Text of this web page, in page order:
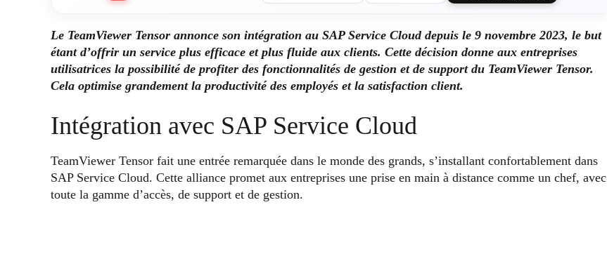
Le TeamViewer Tensor annonce son intégration au SAP Service Cloud depuis le 9 novembre 2023, le but
étant d’offrir un service plus efficace et plus fluide aux clients. Cette décision donne aux entreprises
utilisatrices la possibilité de profiter des fonctionnalités de gestion et de support du TeamViewer Tensor.
Cela optimise grandement la productivité des employés et la satisfaction client.
Intégration avec SAP Service Cloud
TeamViewer Tensor fait une entrée remarquée dans le monde des grands, s’installant confortablement dans
SAP Service Cloud. Cette alliance promet aux entreprises une prise en main à distance comme un chef, avec
toute la gamme d’accès, de support et de gestion.